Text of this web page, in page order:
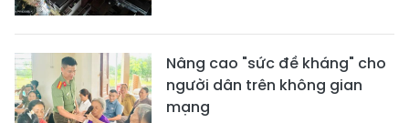
Nâng cao "sức đề kháng" cho
người dân trên không gian
mạng